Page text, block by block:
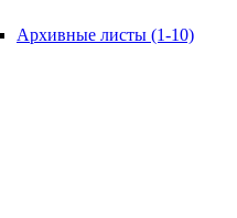
Архивные листы (1-10)